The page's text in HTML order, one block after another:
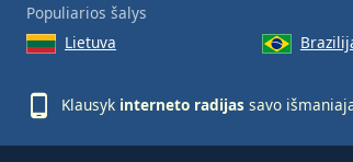
Populiarios šalys
Lietuva
Klausyk interneto radijas savo